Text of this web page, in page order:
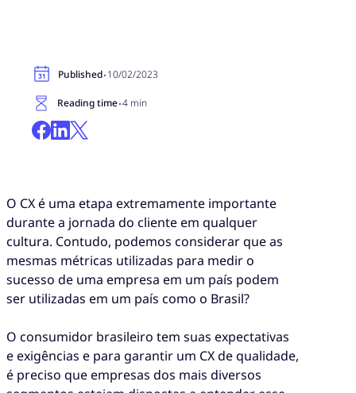
Published·10/02/2023
Reading time·4 min
O CX é uma etapa extremamente importante
durante a jornada do cliente em qualquer
cultura. Contudo, podemos considerar que as
mesmas métricas utilizadas para medir o
sucesso de uma empresa em um país podem
ser utilizadas em um país como o Brasil?
O consumidor brasileiro tem suas expectativas
e exigências e para garantir um CX de qualidade,
é preciso que empresas dos mais diversos